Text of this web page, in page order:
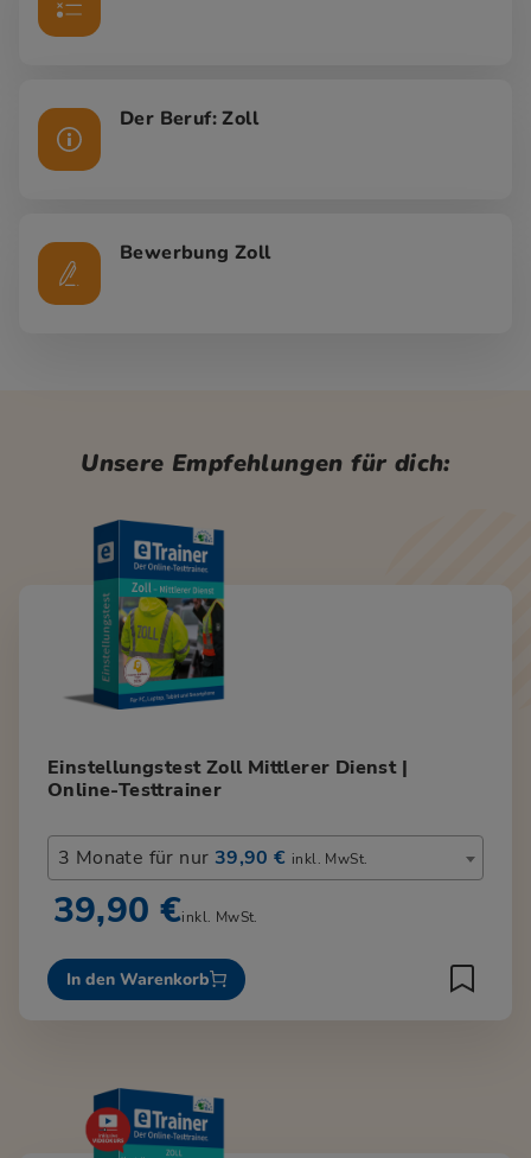
Der Beruf: Zoll
Bewerbung Zoll
Unsere Empfehlungen für dich:
Einstellungstest Zoll Mittlerer Dienst |
Online-Testtrainer
3 Monate für nur 39,90 € inkl. MwSt.
39,90 €inkl. MwSt.
In den Warenkorb